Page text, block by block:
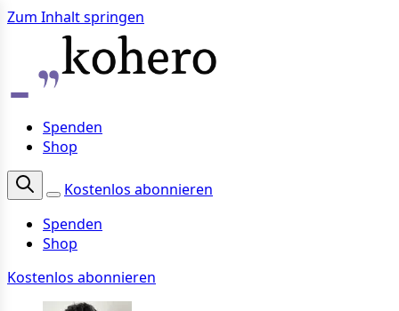
Zum Inhalt springen
Spenden
Shop
Kostenlos abonnieren
Spenden
Shop
Kostenlos abonnieren